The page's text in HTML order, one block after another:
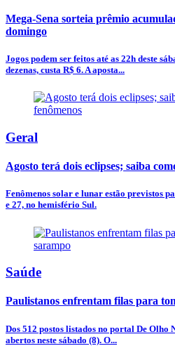
Mega-Sena sorteia prêmio
domingo
Jogos podem ser feitos até as 22h deste
dezenas, custa R$ 6. A aposta...
Geral
Agosto terá dois eclipses; saiba
Fenômenos solar e lunar estão previstos
e 27, no hemisfério Sul.
Saúde
Paulistanos enfrentam filas para
Dos 512 postos listados no portal De Olho
abertos neste sábado (8). O...